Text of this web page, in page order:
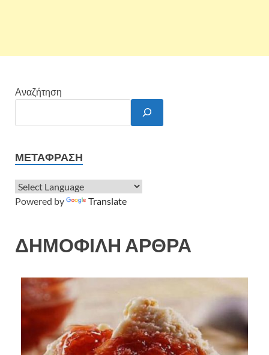
Αναζήτηση
ΜΕΤΆΦΡΑΣΗ
Powered by Translate
ΔΗΜΟΦΙΛΗ ΑΡΘΡΑ